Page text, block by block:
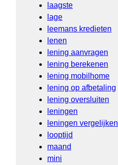
laagste
lage
leemans kredieten
lenen
lening aanvragen
lening berekenen
lening mobilhome
lening op afbetaling
lening oversluiten
leningen
leningen vergelijken
looptijd
maand
mini